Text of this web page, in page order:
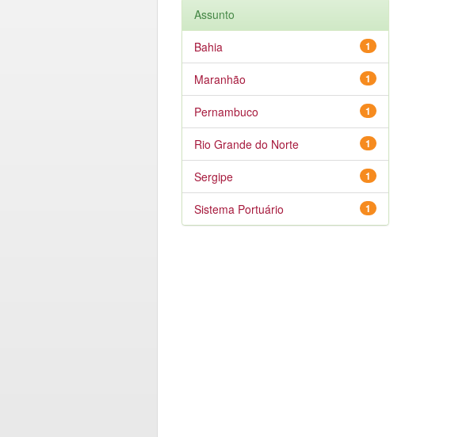
Assunto
1
Bahia
1
Maranhão
1
Pernambuco
1
Rio Grande do Norte
1
Sergipe
1
Sistema Portuário